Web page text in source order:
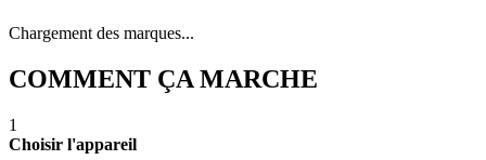
Chargement des marques...
COMMENT ÇA MARCHE
1
Choisir l'appareil